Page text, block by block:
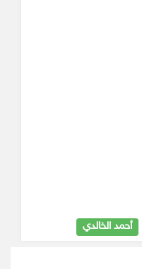
أحمد الخالدي